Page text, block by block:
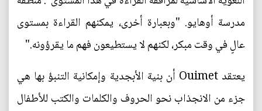
مدرسة أوهايو. "وبعبارة أخرى، يمكنهم القراءة بمستوى
عالٍ في وقت مبكر، لكنهم لا يستطيعون فهم ما يقرؤونه."
يعتقد Ouimet أن بنية الأبجدية وإمكانية التنبؤ بها هي
جزء من الانجذاب نحو الحروف والكلمات والكتب للأطفال